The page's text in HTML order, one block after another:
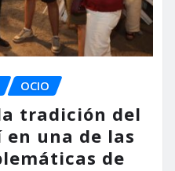
OCIO
tradición del
una de las
de